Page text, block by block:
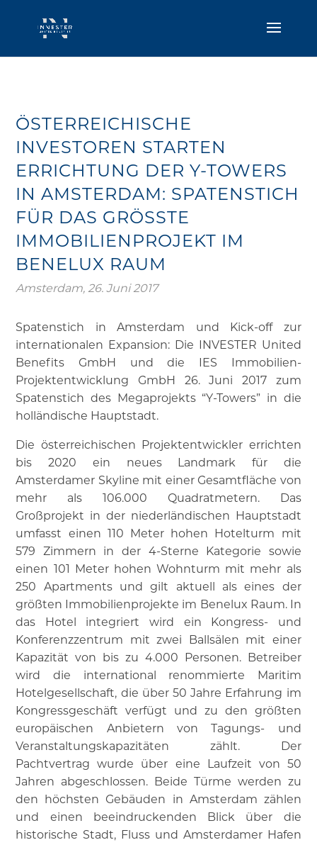
ÖSTERREICHISCHE
INVESTOREN STARTEN
ERRICHTUNG DER Y-TOWERS
IN AMSTERDAM: SPATENSTICH
FÜR DAS GRÖSSTE I
MMOBILIENPROJEKT IM B
ENELUX RAUM
Amsterdam, 26. Juni 2017
Spatenstich in Amsterdam und Kick-off zur
internationalen Expansion: Die INVESTER United
Benefits GmbH und die IES Immobilien-
Projektentwicklung GmbH 26. Juni 2017 zum
Spatenstich des Megaprojekts “Y-Towers” in die
holländische Hauptstadt.
Die österreichischen Projektentwickler errichten
bis 2020 ein neues Landmark für die
Amsterdamer Skyline mit einer Gesamtfläche von
mehr als 106.000 Quadratmetern. Das
Großprojekt in der niederländischen Hauptstadt
umfasst einen 110 Meter hohen Hotelturm mit
579 Zimmern in der 4-Sterne Kategorie sowie
einen 101 Meter hohen Wohnturm mit mehr als
250 Apartments und gilt aktuell als eines der
größten Immobilienprojekte im Benelux Raum. In
das Hotel integriert wird ein Kongress- und
Konferenzzentrum mit zwei Ballsälen mit einer
Kapazität von bis zu 4.000 Personen. Betreiber
wird die international renommierte Maritim
Hotelgesellschaft, die über 50 Jahre Erfahrung im
Kongressgeschäft verfügt und zu den größten
europäischen Anbietern von Tagungs- und
Veranstaltungskapazitäten zählt. Der
Pachtvertrag wurde über eine Laufzeit von 50
Jahren abgeschlossen. Beide Türme werden zu
den höchsten Gebäuden in Amsterdam zählen
und einen beeindruckenden Blick über die
historische Stadt, Fluss und Amsterdamer Hafen